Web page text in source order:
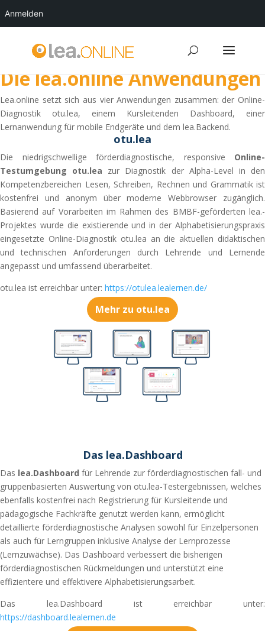
Anmelden
Die lea.online Anwendungen
Lea.online setzt sich aus vier Anwendungen zusammen: der Online-
Diagnostik otu.lea, einem Kursleitenden Dashboard, einer
Lernanwendung für mobile Endgeräte und dem lea.Backend.
otu.lea
Die niedrigschwellige förderdiagnostische, responsive Online-
Testumgebung otu.lea zur Diagnostik der Alpha-Level in den
Kompetenzbereichen Lesen, Schreiben, Rechnen und Grammatik ist
kostenfrei und anonym über moderne Webbrowser zugänglich.
Basierend auf Vorarbeiten im Rahmen des BMBF-geförderten lea.-
Projektes wurde die existierende und in der Alphabetisierungspraxis
eingesetzte Online-Diagnostik otu.lea an die aktuellen didaktischen
und technischen Anforderungen durch Lehrende und Lernende
angepasst und umfassend überarbeitet.
otu.lea ist erreichbar unter: https://otulea.lealernen.de/
Mehr zu otu.lea
Das lea.Dashboard
Das lea.Dashboard für Lehrende zur förderdiagnostischen fall- und
gruppenbasierten Auswertung von otu.lea-Testergebnissen, welches
ebenfalls kostenfrei nach Registrierung für Kursleitende und
pädagogische Fachkräfte genutzt werden kann, ermöglicht
detaillierte förderdiagnostische Analysen sowohl für Einzelpersonen
als auch für Lerngruppen inklusive Analyse der Lernprozesse
(Lernzuwächse). Das Dashboard verbessert die bisherigen
förderdiagnostischen Rückmeldungen und unterstützt eine
effizientere und effektivere Alphabetisierungsarbeit.
Das lea.Dashboard ist erreichbar unter:
https://dashboard.lealernen.de